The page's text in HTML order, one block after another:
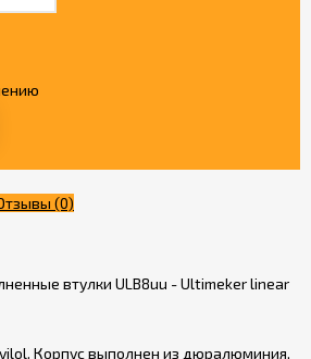
(0)
втулки ULB8uu - Ultimeker linear
Корпус выполнен из дюралюминия,